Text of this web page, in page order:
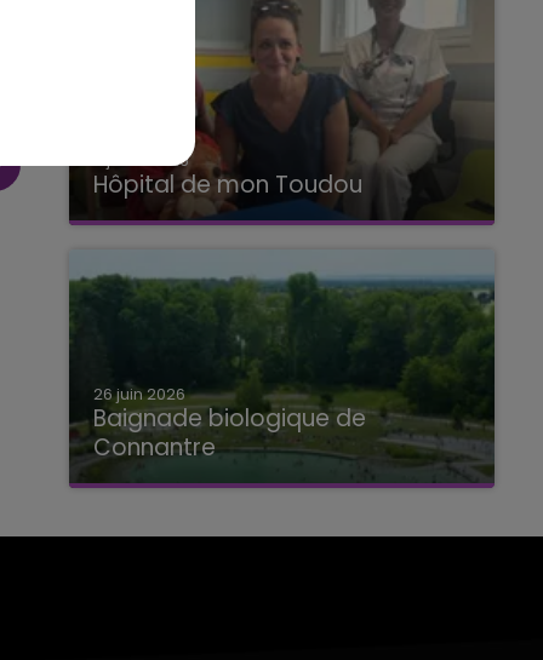
2 juillet 2026
Hôpital de mon Toudou
Hôpital de mon Toudou
26 juin 2026
Baignade biologique de
Connantre
Baignade biologique de Connantre